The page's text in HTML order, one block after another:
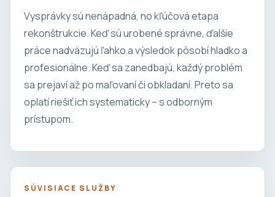
Vysprávky sú nenápadná, no kľúčová etapa
rekonštrukcie. Keď sú urobené správne, ďalšie
práce nadväzujú ľahko a výsledok pôsobí hladko a
profesionálne. Keď sa zanedbajú, každý problém
sa prejaví až po maľovaní či obkladaní. Preto sa
oplatí riešiť ich systematicky – s odborným
prístupom.
SÚVISIACE SLUŽBY